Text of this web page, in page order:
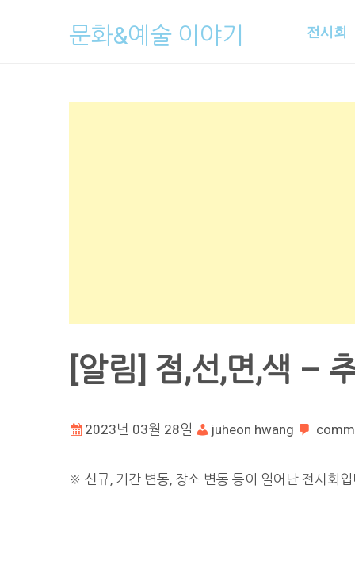
문화&예술 이야기 전시회
[알림] 점,선,면,색 –
2023년 03월 28일 juheon hwang
※ 신규, 기간 변동, 장소 변동 등이 일어난 전시회입